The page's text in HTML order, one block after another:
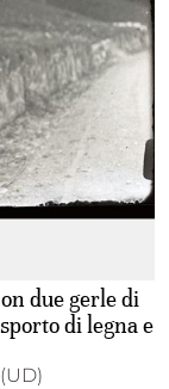
due gerle di
di legna e